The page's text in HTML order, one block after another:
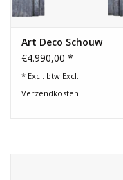
Art Deco Schouw
€4.990,00 *
* Excl. btw Excl.
Verzendkosten